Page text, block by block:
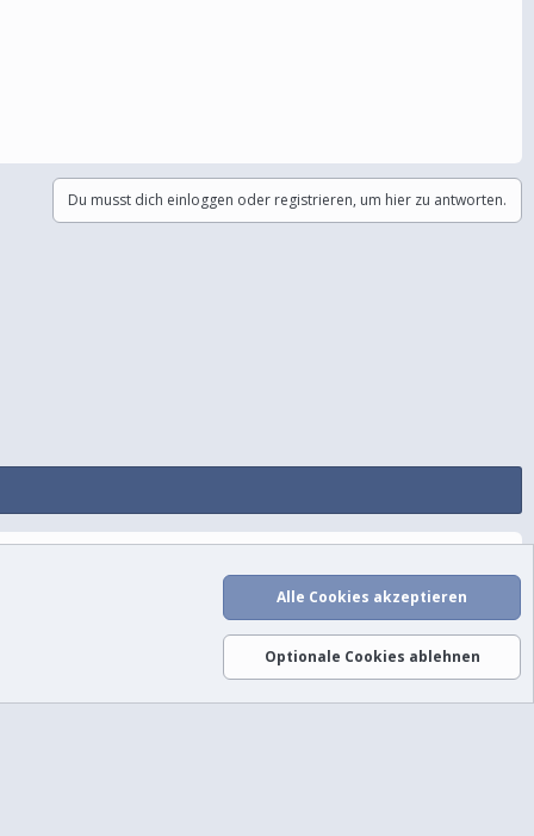
Du musst dich einloggen oder registrieren, um hier zu antworten.
S
Alle Cookies akzeptieren
Optionale Cookies ablehnen